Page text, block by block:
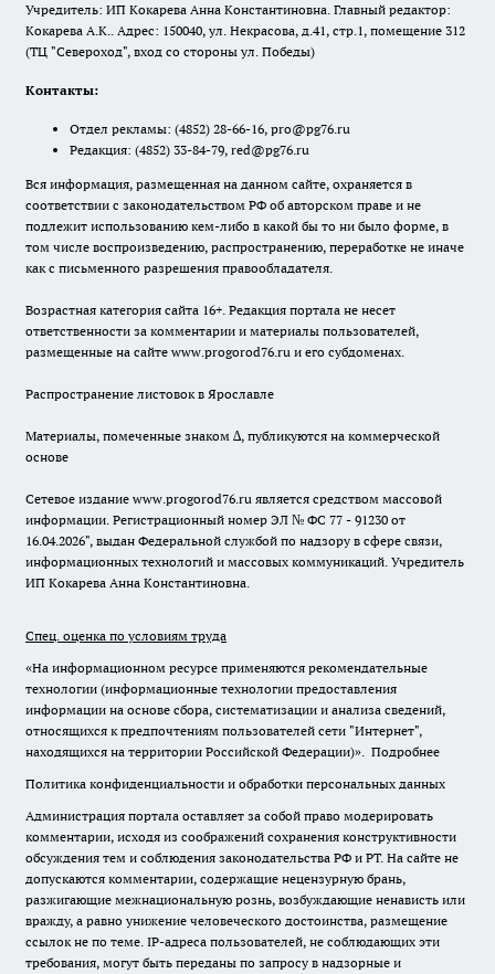
Учредитель: ИП Кокарева Анна Константиновна. Главный редактор:
Кокарева А.К.. Адрес: 150040, ул. Некрасова, д.41, стр.1, помещение 312
(ТЦ "Североход", вход со стороны ул. Победы)
Контакты:
Отдел рекламы: (4852) 28-66-16, pro@pg76.ru
Редакция: (4852) 33-84-79, red@pg76.ru
Вся информация, размещенная на данном сайте, охраняется в
соответствии с законодательством РФ об авторском праве и не
подлежит использованию кем-либо в какой бы то ни было форме, в
том числе воспроизведению, распространению, переработке не иначе
как с письменного разрешения правообладателя.
Возрастная категория сайта 16+. Редакция портала не несет
ответственности за комментарии и материалы пользователей,
размещенные на сайте www.progorod76.ru и его субдоменах.
Распространение листовок в Ярославле
Материалы, помеченные знаком ∆, публикуются на коммерческой
основе
Сетевое издание www.progorod76.ru является средством массовой
информации. Регистрационный номер ЭЛ № ФС 77 - 91230 от
16.04.2026", выдан Федеральной службой по надзору в сфере связи,
информационных технологий и массовых коммуникаций. Учредитель
ИП Кокарева Анна Константиновна.
Спец. оценка по условиям труда
«На информационном ресурсе применяются рекомендательные
технологии (информационные технологии предоставления
информации на основе сбора, систематизации и анализа сведений,
относящихся к предпочтениям пользователей сети "Интернет",
находящихся на территории Российской Федерации)». Подробнее
Политика конфиденциальности и обработки персональных данных
Администрация портала оставляет за собой право модерировать
комментарии, исходя из соображений сохранения конструктивности
обсуждения тем и соблюдения законодательства РФ и РТ. На сайте не
допускаются комментарии, содержащие нецензурную брань,
разжигающие межнациональную рознь, возбуждающие ненависть или
вражду, а равно унижение человеческого достоинства, размещение
ссылок не по теме. IP-адреса пользователей, не соблюдающих эти
требования, могут быть переданы по запросу в надзорные и